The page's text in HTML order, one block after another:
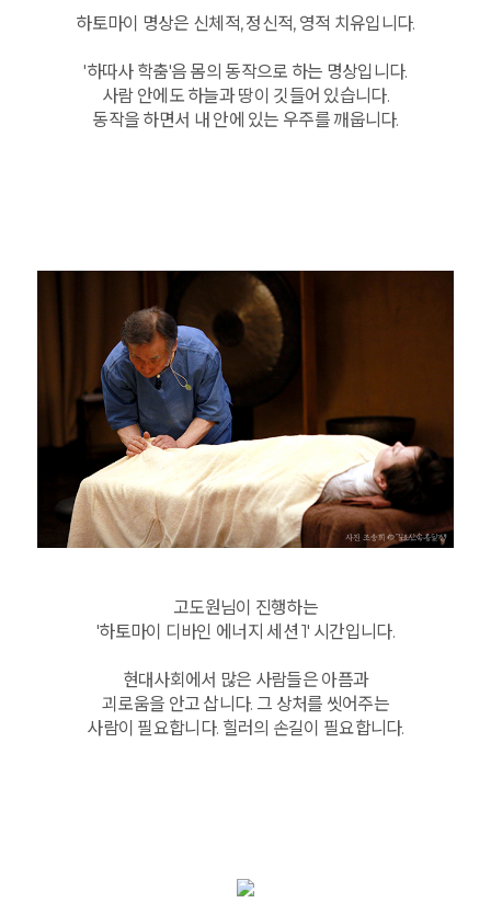
하토마이 명상은 신체적, 정신적, 영적 치유입니다.
'하따사 학춤'음 몸의 동작으로 하는 명상입니다.
사람 안에도 하늘과 땅이 깃들어 있습니다.
동작을 하면서 내 안에 있는 우주를 깨웁니다.
고도원님이 진행하는
'하토마이 디바인 에너지 세션 1' 시간입니다.
현대사회에서 많은 사람들은 아픔과
괴로움을 안고 삽니다. 그 상처를 씻어주는
사람이 필요합니다. 힐러의 손길이 필요합니다.